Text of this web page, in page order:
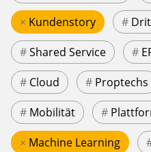
× Kundenstory #
#Shared Service #
# Cloud # Proptechs
# Mobilität #
× Machine Learning